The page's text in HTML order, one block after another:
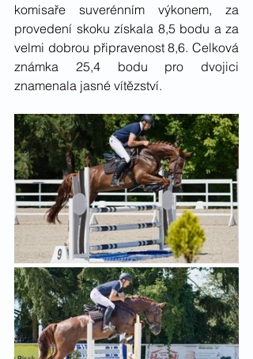
komisaře suverénním výkonem, za
provedení skoku získala 8,5 bodu a za
velmi dobrou připravenost 8,6. Celková
známka 25,4 bodu pro dvojici
znamenala jasné vítězství.